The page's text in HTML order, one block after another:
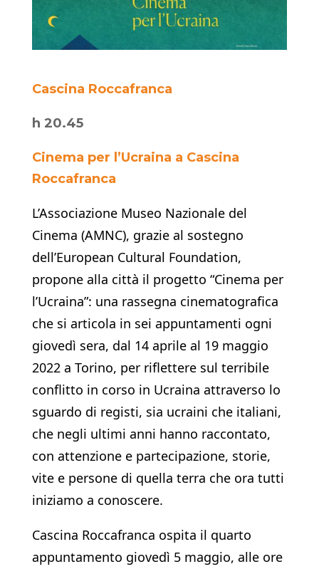
Cascina Roccafranca
h 20.45
Cinema per l’Ucraina a Cascina
Roccafranca
L’Associazione Museo Nazionale del
Cinema (AMNC), grazie al sostegno
dell’European Cultural Foundation,
propone alla città il progetto “Cinema per
l’Ucraina”: una rassegna cinematografica
che si articola in sei appuntamenti ogni
giovedì sera, dal 14 aprile al 19 maggio
2022 a Torino, per riflettere sul terribile
conflitto in corso in Ucraina attraverso lo
sguardo di registi, sia ucraini che italiani,
che negli ultimi anni hanno raccontato,
con attenzione e partecipazione, storie,
vite e persone di quella terra che ora tutti
iniziamo a conoscere.
Cascina Roccafranca ospita il quarto
appuntamento giovedì 5 maggio, alle ore